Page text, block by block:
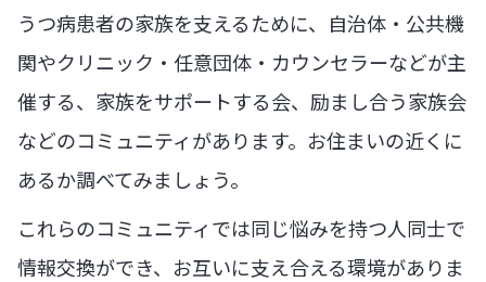
うつ病患者の家族を支えるために、自治体・公共機
関やクリニック・任意団体・カウンセラーなどが主
催する、家族をサポートする会、励まし合う家族会
などのコミュニティがあります。お住まいの近くに
あるか調べてみましょう。
これらのコミュニティでは同じ悩みを持つ人同士で
情報交換ができ、お互いに支え合える環境がありま